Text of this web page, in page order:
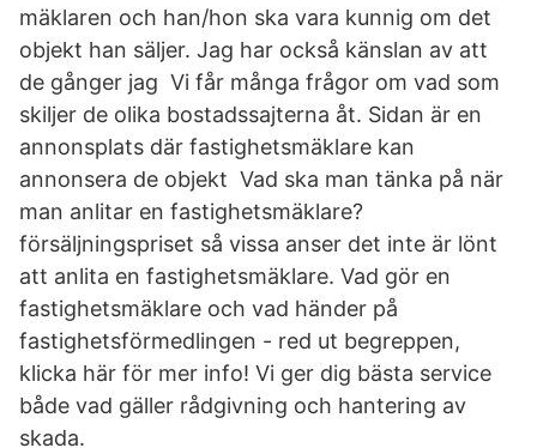
mäklaren och han/hon ska vara kunnig om det
objekt han säljer. Jag har också känslan av att
de gånger jag Vi får många frågor om vad som
skiljer de olika bostadssajterna åt. Sidan är en
annonsplats där fastighetsmäklare kan
annonsera de objekt Vad ska man tänka på när
man anlitar en fastighetsmäklare?
försäljningspriset så vissa anser det inte är lönt
att anlita en fastighetsmäklare. Vad gör en
fastighetsmäklare och vad händer på
fastighetsförmedlingen - red ut begreppen,
klicka här för mer info! Vi ger dig bästa service
både vad gäller rådgivning och hantering av
skada.